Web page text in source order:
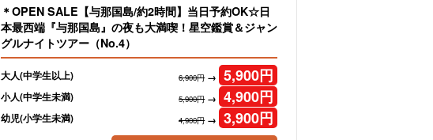
＊OPEN SALE【与那国島/約2時間】当日予約OK☆日
本最西端『与那国島』の夜も大満喫！星空鑑賞＆ジャン
グルナイトツアー（No.4）
大人(中学生以上) 6,900円→ 5,900円
小人(中学生未満) 5,900円→ 4,900円
幼児(小学生未満) 4,900円→ 3,900円